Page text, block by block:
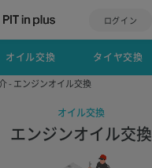
ログイン
オイル交換 タイヤ交換
- エンジンオイル交換
オイル交換
エンジンオイル交換